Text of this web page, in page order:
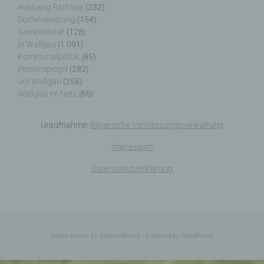
Aushang Rathaus (232)
Dorferneuerung (154)
Gemeinderat (128)
in Wallgau (1.091)
Kommunalpolitik (85)
Pressespiegel (282)
um Wallgau (258)
Wallgau im Netz (65)
Uraufnahme: Bayerische Vermessungsverwaltung
Impressum
Datenschutzerklärung
evolve theme by Theme4Press - Powered by WordPress
Name und Anschrift des für die Verarbeitung
Verantwortlichen
der Europäischen Union geltenden
mit datenschutzrechtlichem Charakter ist die: